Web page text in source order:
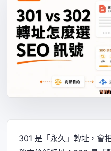
301 是「永久」轉址，會